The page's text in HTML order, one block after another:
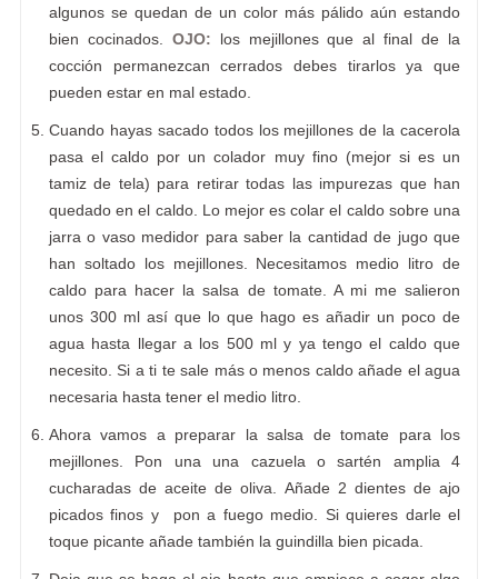
algunos se quedan de un color más pálido aún estando
bien cocinados. OJO: los mejillones que al final de la
cocción permanezcan cerrados debes tirarlos ya que
pueden estar en mal estado.
Cuando hayas sacado todos los mejillones de la cacerola
pasa el caldo por un colador muy fino (mejor si es un
tamiz de tela) para retirar todas las impurezas que han
quedado en el caldo. Lo mejor es colar el caldo sobre una
jarra o vaso medidor para saber la cantidad de jugo que
han soltado los mejillones. Necesitamos medio litro de
caldo para hacer la salsa de tomate. A mi me salieron
unos 300 ml así que lo que hago es añadir un poco de
agua hasta llegar a los 500 ml y ya tengo el caldo que
necesito. Si a ti te sale más o menos caldo añade el agua
necesaria hasta tener el medio litro.
Ahora vamos a preparar la salsa de tomate para los
mejillones. Pon una una cazuela o sartén amplia 4
cucharadas de aceite de oliva. Añade 2 dientes de ajo
picados finos y pon a fuego medio. Si quieres darle el
toque picante añade también la guindilla bien picada.